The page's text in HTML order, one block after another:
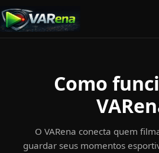
Como
O VARena conecta quem
guardar seus momentos